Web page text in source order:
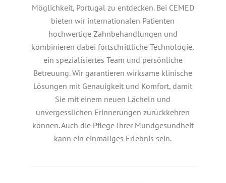
Möglichkeit, Portugal zu entdecken. Bei CEMED
bieten wir internationalen Patienten
hochwertige Zahnbehandlungen und
kombinieren dabei fortschrittliche Technologie,
ein spezialisiertes Team und persönliche
Betreuung. Wir garantieren wirksame klinische
Lösungen mit Genauigkeit und Komfort, damit
Sie mit einem neuen Lächeln und
unvergesslichen Erinnerungen zurückkehren
können.Auch die Pflege Ihrer Mundgesundheit
kann ein einmaliges Erlebnis sein.